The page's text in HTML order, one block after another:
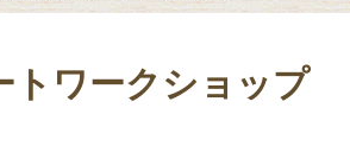
トワークショップ